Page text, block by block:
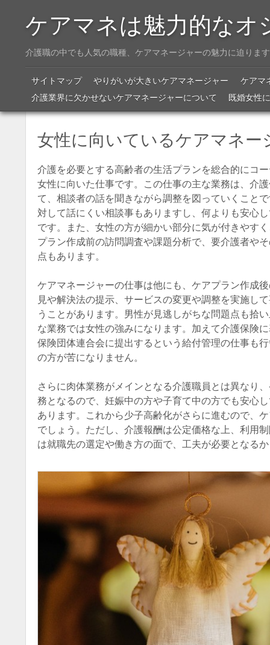
ケアマネは魅力的なオ
介護職の中でも人気の職種、ケアマネージャーの魅力に迫りま
Menu
SKIP TO CONTENT
サイトマップ やりがいが大きいケアマネージャー
ケアマ
介護業界に欠かせないケアマネージャーについて
既婚女性
女性に向いているケアマネー
介護を必要とする高齢者の生活プランを総合的にコ
女性に向いた仕事です。この仕事の主な業務は、介
て、相談者の話を聞きながら調整を図っていくこと
対して話にくい相談事もありますし、何よりも安心
です。また、女性の方が細かい部分に気が付きやす
プラン作成前の訪問調査や課題分析で、要介護者や
点もあります。
ケアマネージャーの仕事は他にも、ケアプラン作成
見や解決法の提示、サービスの変更や調整を実施し
うことがあります。男性が見逃しがちな問題点も拾
な業務では女性の強みになります。加えて介護保険
保険団体連合会に提出するという給付管理の仕事も
の方が苦になりません。
さらに肉体業務がメインとなる介護職員とは異なり
務となるので、妊娠中の方や子育て中の方でも安心
あります。これから少子高齢化がさらに進むので、
でしょう。ただし、介護報酬は公定価格な上、利用
は就職先の選定や働き方の面で、工夫が必要となる